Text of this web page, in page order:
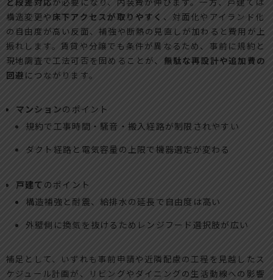
構造変更や 床下アクセスが取りやすく 、対面化やアイランド化
の自由度が高い反面、補強や断熱の見直しが加わると費用が上
振れします。賃貸や分譲でも条件が異なるため、事前に規約と
現地調査で工法可否を固めることが、 無駄な再設計や追加費の
回避 につながります。
マンションのポイント
規約で工事時間・騒音・搬入経路が制限されやすい
ダクト経路と電気容量の上限で機器選定が変わる
戸建て のポイント
構造補強と耐震、給排水の延長で自由度は高い
外壁側に換気を抜けるためレンジフード選択肢が広い
補足として、いずれも事前申請や近隣配慮の工程を見越したス
ケジュール計画が、リビングやダイニングの生活動線への影響